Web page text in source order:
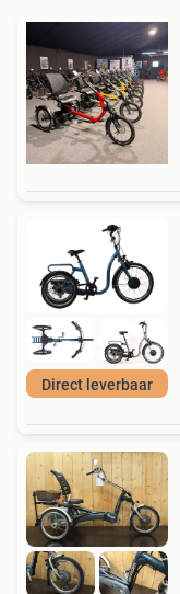
Direct leverbaar